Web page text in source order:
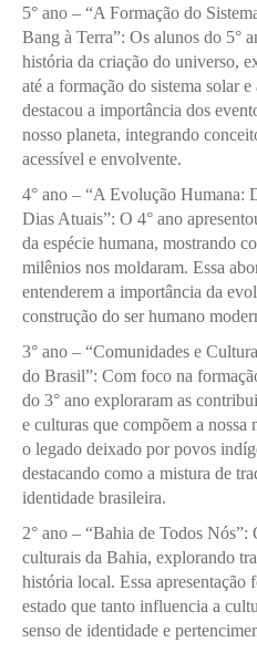
5° ano – “A Formação do
Bang à Terra”: Os alunos do 5°
história da criação do universo,
até a formação do sistema solar
destacou a importância dos
nosso planeta, integrando
acessível e envolvente.
4° ano – “A Evolução Humana:
Dias Atuais”: O 4° ano
da espécie humana, mostrando
milênios nos moldaram. Essa
entenderem a importância da
construção do ser humano
3° ano – “Comunidades e
do Brasil”: Com foco na
do 3° ano exploraram as
e culturas que compõem a nossa
o legado deixado por povos
destacando como a mistura de
identidade brasileira.
2° ano – “Bahia de Todos Nós”:
culturais da Bahia, explorando
história local. Essa
estado que tanto influencia a
senso de identidade e